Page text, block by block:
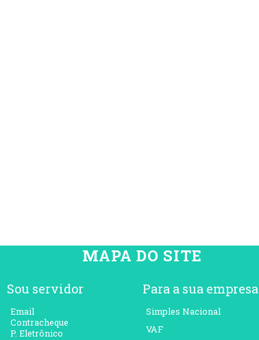
MAPA DO SITE
Sou servidor
Email
Contracheque
P. Eletrônico
Para a sua empresa
Simples Nacional
VAF